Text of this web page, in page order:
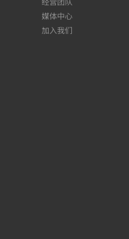
媒体中心
加入我们